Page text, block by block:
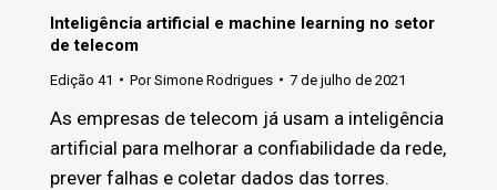
Inteligência artificial e machine learning no setor
de telecom
Edição 41 PorSimone Rodrigues 7 de julho de 2021
As empresas de telecom já usam a inteligência
artificial para melhorar a confiabilidade da rede,
prever falhas e coletar dados das torres.